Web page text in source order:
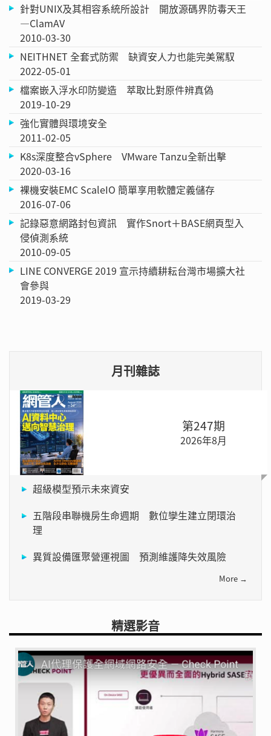
針對UNIX及其相容系統所設計 開放源碼界防毒天王
—ClamAV
2010-03-30
NEITHNET 全套式防禦 缺資安人力也能完美駕馭
2022-05-01
檔案嵌入浮水印防變造 萃取比對原件辨真偽
2019-10-29
強化實體與環境安全
2011-02-05
K8s深度整合vSphere VMware Tanzu全新出擊
2020-03-16
裸機安裝EMC ScaleIO 簡單享用軟體定義儲存
2016-07-06
記錄惡意網路封包資訊 實作Snort＋BASE網頁型入
侵偵測系統
2010-09-05
LINE CONVERGE 2019 宣示持續耕耘台灣市場擴大社
會參與
2019-03-29
月刊雜誌
第247期
2026年8月
超級模型預示未來資安
五階段串聯機房生命週期 數位孿生建立閉環治
理
異質設備匯聚營運視圖 預測維護降失效風險
More →
精選影音